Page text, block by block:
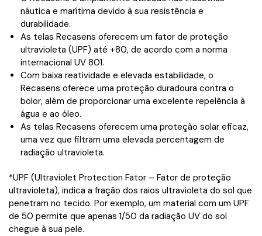
náutica e marítima devido à sua resistência e
durabilidade.
As telas Recasens oferecem um fator de proteção
ultravioleta (UPF) até +80, de acordo com a norma
internacional UV 801.
Com baixa reatividade e elevada estabilidade, o
Recasens oferece uma proteção duradoura contra o
bolor, além de proporcionar uma excelente repelência à
água e ao óleo.
As telas Recasens oferecem uma proteção solar eficaz,
uma vez que filtram uma elevada percentagem de
radiação ultravioleta.
*UPF (Ultraviolet Protection Fator – Fator de proteção
ultravioleta), indica a fração dos raios ultravioleta do sol que
penetram no tecido. Por exemplo, um material com um UPF
de 50 permite que apenas 1/50 da radiação UV do sol
chegue à sua pele.